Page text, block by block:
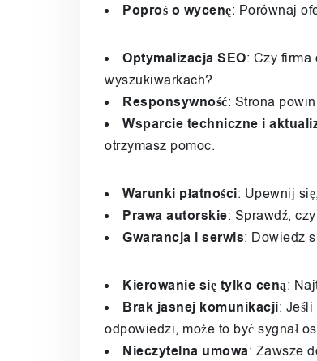
Poproś o wycenę: Porównaj
Optymalizacja SEO: Czy firma
wyszukiwarkach?
Responsywność: Strona
Wsparcie techniczne i
otrzymasz pomoc.
Warunki płatności: Upewnij
Prawa autorskie: Sprawdź,
Gwarancja i serwis: Dowiedz
Kierowanie się tylko ceną:
Brak jasnej komunikacji:
odpowiedzi, może to być sygnał
Nieczytelna umowa: Zawsze